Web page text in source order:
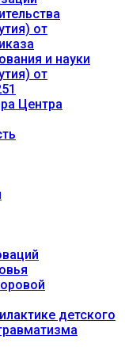
от
и науки
от
Центра
детского